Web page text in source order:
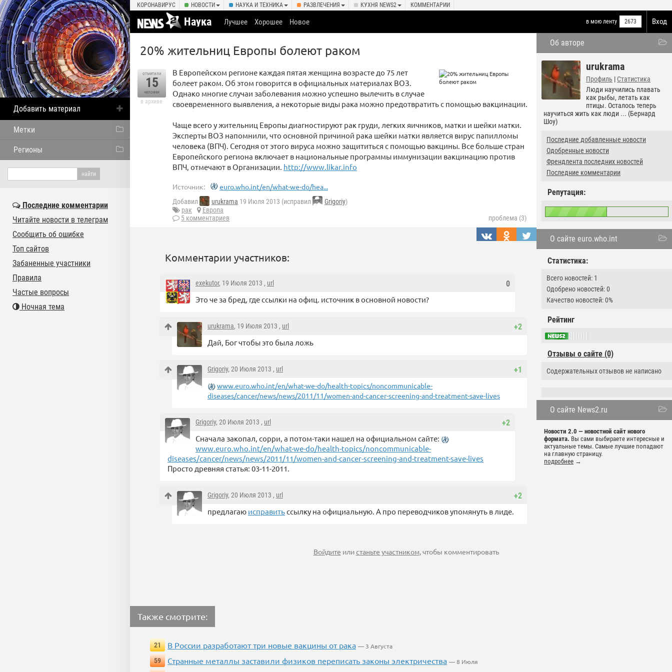
КОРОНАВИРУС НОВОСТИ НАУКА И ТЕХНИКА РАЗВЛЕЧЕНИЯ КУХНЯ NEWS2 КОММЕНТАРИИ
Вход
Наука в мою ленту 2673
Лучшее Хорошее Новое
Об авторе
urukrama
Профиль | Статистика
Люди научились плавать
как рыбы, летать как
птицы. Осталось теперь
научиться жить как люди ... (Бернард
Шоу)
Последние добавленные новости
Одобренные новости
Френдлента последних новостей
Последние комментарии
Репутация:
О сайте euro.who.int
Статистика:
Всего новостей: 1
Одобрено новостей: 0
Качество новостей: 0%
Рейтинг
Отзывы о сайте (0)
Содержательных отзывов не написано
О сайте News2.ru
Новости 2.0 — новостной сайт нового
формата. Вы сами выбираете интересные и
актуальные темы. Самые лучшие попадают
на главную страницу.
подробнее →
20% жительниц Европы болеют раком
отметили
15
человек
в архиве
В Европейском регионе каждая пятая женщина возрасте до 75 лет
болеет раком. Об этом говорится в официальных материалах ВОЗ.
Однако многие случаи заболевания можно успешно вылечить в случае
своевременного выявления, а некоторые виды рака можно предотвратить с помощью вакцинации.
Чаще всего у жительниц Европы диагностируют рак груди, легких яичников, матки и шейки матки.
Эксперты ВОЗ напомнили, что основной причиной рака шейки матки является вирус папилломы
человека (ВПЧ). Сегодня от этого вируса можно защититься с помощью вакцины. Все больше стран
Европейского региона включает в национальные программы иммунизации вакцинацию против
ВПЧ, отмечают в Организации. http://www.likar.info
Источник: euro.who.int/en/what-we-do/hea...
Добавил urukrama 19 Июля 2013 (исправил Grigoriy)
рак
Европа
5 комментариев
проблема (3)
Комментарии участников:
0
exekutor, 19 Июля 2013 , url
Это че за бред, где ссылки на офиц. источник в основной новости?
+2
urukrama, 19 Июля 2013 , url
Дай, Бог чтобы это была ложь
+1
Grigoriy, 20 Июля 2013 , url
www.euro.who.int/en/what-we-do/health-topics/noncommunicable-
diseases/cancer/news/news/2011/11/women-and-cancer-screening-and-treatment-save-lives
+2
Grigoriy, 20 Июля 2013 , url
Сначала закопал, сорри, а потом-таки нашел на официальном сайте:
www.euro.who.int/en/what-we-do/health-topics/noncommunicable-
diseases/cancer/news/news/2011/11/women-and-cancer-screening-and-treatment-save-lives
Просто древняя статья: 03-11-2011.
+2
Grigoriy, 20 Июля 2013 , url
предлагаю исправитьссылку на официальную. А про переводчиков упомянуть в лиде.
Войдите илистаньте участником, чтобы комментировать
Также смотрите:
21 В России разработают три новые вакцины от рака — 3 Августа
59
Странные металлы заставили физиков переписать законы электричества — 8 Июля
Добавить материал
Метки
Регионы
Последние комментарии
Читайте новости в телеграм
Сообщить об ошибке
Топ сайтов
Забаненные участники
Правила
Частые вопросы
Ночная тема